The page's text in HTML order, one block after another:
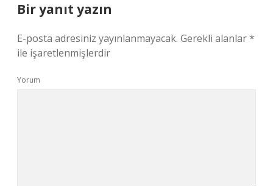
Bir yanıt yazın
E-posta adresiniz yayınlanmayacak. Gerekli alanlar*
ile işaretlenmişlerdir
Yorum